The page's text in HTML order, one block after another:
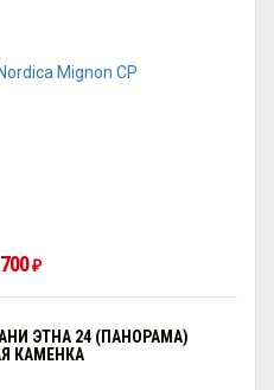
₽
ЭТНА 24 (ПАНОРАМА)
КАМЕНКА